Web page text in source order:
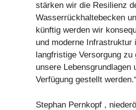
stärken wir die Resilienz
Wasserrückhaltebecken
künftig werden wir
und moderne
langfristige Versorgung
unsere
Verfügung gestellt werden.“
Stephan Pernkopf ,